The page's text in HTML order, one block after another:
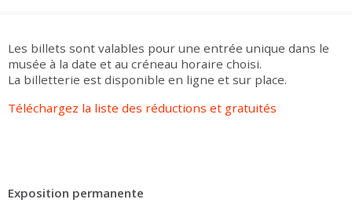
FR EN
Les billets sont valables pour une entrée unique dans le
musée à la date et au créneau horaire choisi.
La billetterie est disponible en ligne et sur place.
Téléchargez la liste des réductions et gratuités
Exposition permanente